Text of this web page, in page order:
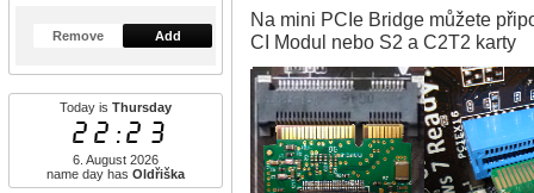
Remove Add
Today is Thursday
22:23
6. August 2026
name day has Oldřiška
Na mini PCIe Bridge můžete
CI Modul nebo S2 a C2T2 karty